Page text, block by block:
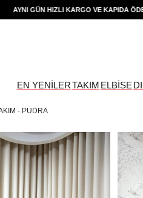
AYNI GÜN HIZLI KARGO VE KAPIDA ÖDEME
EN YENİLERTAKIM ELBİSE
- PUDRA